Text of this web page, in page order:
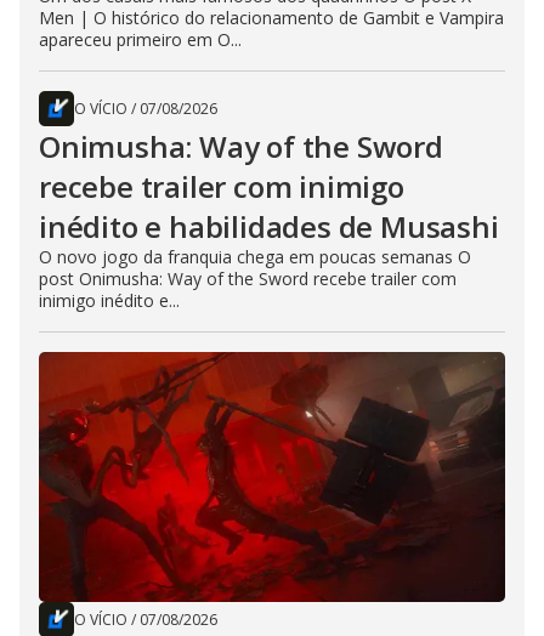
Men | O histórico do relacionamento de Gambit e Vampira
apareceu primeiro em O...
O VÍCIO / 07/08/2026
Onimusha: Way of the Sword
recebe trailer com inimigo
inédito e habilidades de Musashi
O novo jogo da franquia chega em poucas semanas O
post Onimusha: Way of the Sword recebe trailer com
inimigo inédito e...
O VÍCIO / 07/08/2026